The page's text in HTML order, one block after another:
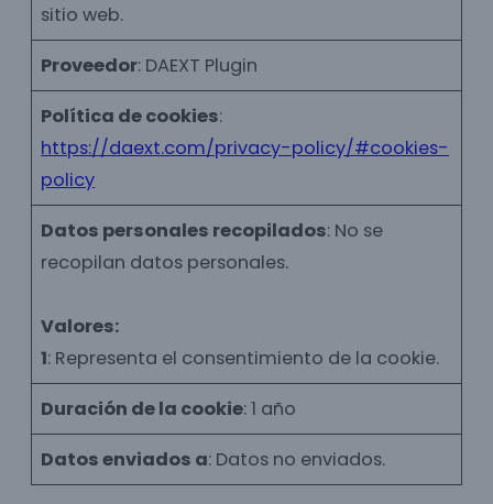
sitio web.
Proveedor: DAEXT Plugin
Política de cookies:
https://daext.com/privacy-policy/#cookies-
policy
Datos personales recopilados: No se
recopilan datos personales.
Valores:
1: Representa el consentimiento de la cookie.
Duración de la cookie: 1 año
Datos enviados a: Datos no enviados.